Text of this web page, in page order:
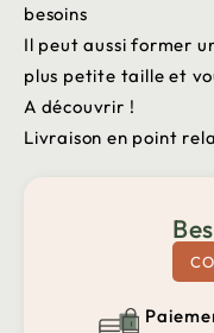
besoins
Il peut aussi former
plus petite taille et
A découvrir !
Livraison en point